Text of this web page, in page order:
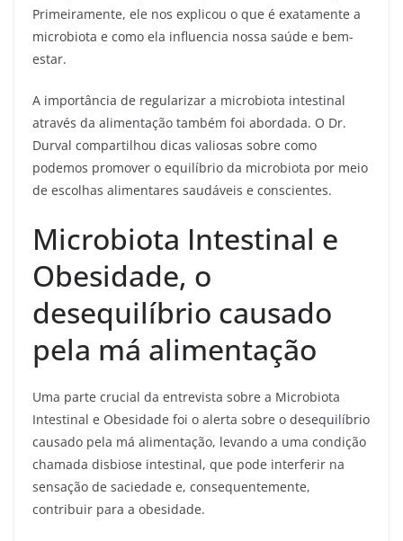
Primeiramente, ele nos explicou o que é exatamente a
microbiota e como ela influencia nossa saúde e bem-
estar.
A importância de regularizar a microbiota intestinal
através da alimentação também foi abordada. O Dr.
Durval compartilhou dicas valiosas sobre como
podemos promover o equilíbrio da microbiota por meio
de escolhas alimentares saudáveis e conscientes.
Microbiota Intestinal e
Obesidade, o
desequilíbrio causado
pela má alimentação
Uma parte crucial da entrevista sobre a Microbiota
Intestinal e Obesidade foi o alerta sobre o desequilíbrio
causado pela má alimentação, levando a uma condição
chamada disbiose intestinal, que pode interferir na
sensação de saciedade e, consequentemente,
contribuir para a obesidade.